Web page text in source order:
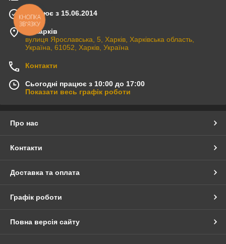
Працює з 15.06.2014
м. Харків
вулиця Ярославська, 5, Харків, Харківська область,
Україна, 61052, Харків, Україна
Контакти
Сьогодні працює з 10:00 до 17:00
Показати весь графік роботи
Про нас
Контакти
Доставка та оплата
Графік роботи
Повна версія сайту
КНОПКА
ЗВ'ЯЗКУ